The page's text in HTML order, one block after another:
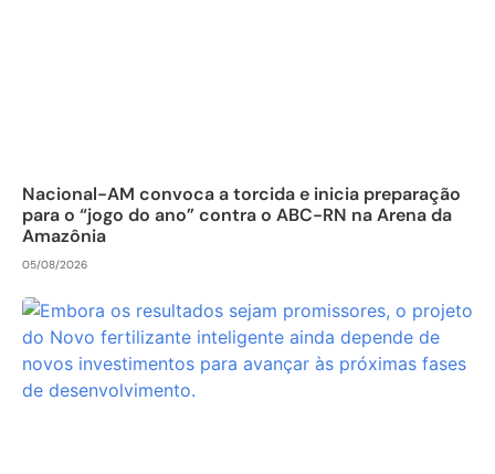
Nacional-AM convoca a torcida e inicia preparação
para o “jogo do ano” contra o ABC-RN na Arena da
Amazônia
05/08/2026